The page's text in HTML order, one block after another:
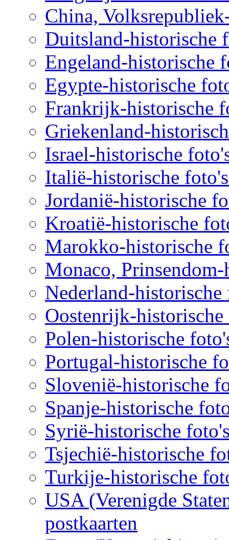
China,
Duitsland-historische
Engeland-historische
Egypte-historische
Frankrijk-historische
Griekenland-
Israel-historische
Italië-historische
Jordanië-historische
Kroatië-historische
Marokko-historische
Monaco,
Nederland-historische
Oostenrijk-historische
Polen-historische
Portugal-historische
Slovenië-historische
Spanje-historische
Syrië-historische
Tsjechië-historische
Turkije-historische
USA (Verenigde
postkaarten